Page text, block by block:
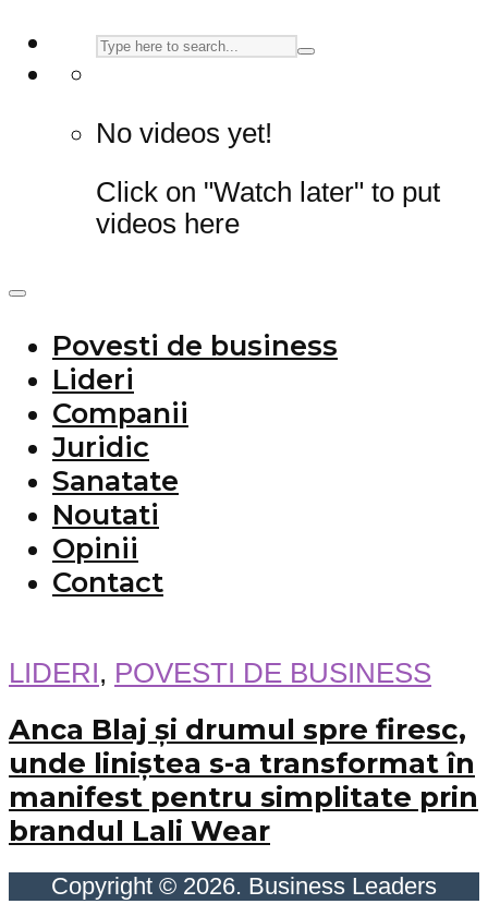
No videos yet!
Click on "Watch later" to put
videos here
Povesti de business
Lideri
Companii
Juridic
Sanatate
Noutati
Opinii
Contact
LIDERI, POVESTI DE BUSINESS
Anca Blaj și drumul spre firesc,
unde liniștea s-a transformat în
manifest pentru simplitate prin
brandul Lali Wear
Copyright © 2026. Business Leaders